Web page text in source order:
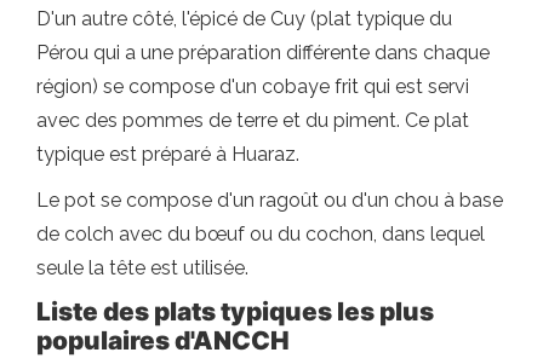
D'un autre côté, l'épicé de Cuy (plat typique du
Pérou qui a une préparation différente dans chaque
région) se compose d'un cobaye frit qui est servi
avec des pommes de terre et du piment. Ce plat
typique est préparé à Huaraz.
Le pot se compose d'un ragoût ou d'un chou à base
de colch avec du bœuf ou du cochon, dans lequel
seule la tête est utilisée.
Liste des plats typiques les plus
populaires d'ANCCH